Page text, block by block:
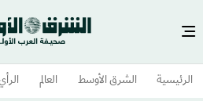
الرئيسية الشرق الأوسط​ العالم